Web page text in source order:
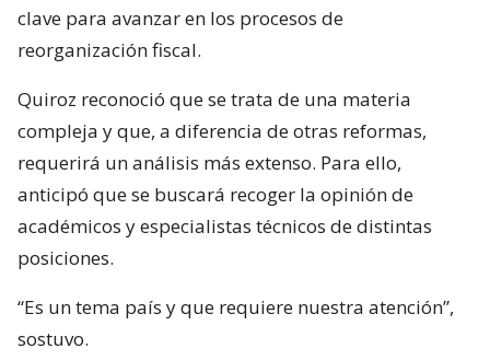
clave para avanzar en los procesos de
reorganización fiscal.
Quiroz reconoció que se trata de una materia
compleja y que, a diferencia de otras reformas,
requerirá un análisis más extenso. Para ello,
anticipó que se buscará recoger la opinión de
académicos y especialistas técnicos de distintas
posiciones.
“Es un tema país y que requiere nuestra atención”,
sostuvo.